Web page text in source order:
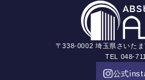
〒338-0002 埼玉県さいた
TEL 048-
公式